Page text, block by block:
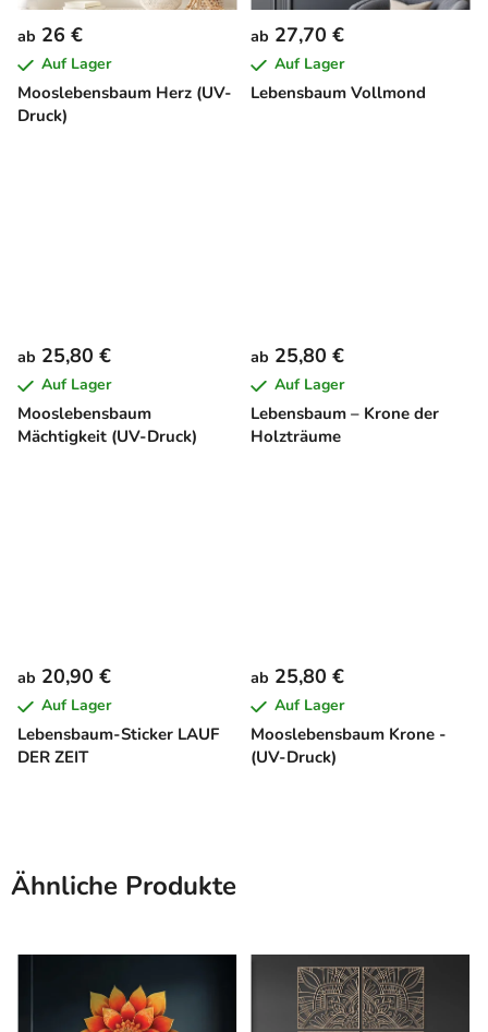
Mooslebensbaum Herz (UV-
Druck)
ab 26 €
Auf Lager
Lebensbaum Vollmond
ab 27,70 €
Auf Lager
Mooslebensbaum
Mächtigkeit (UV-Druck)
ab 25,80 €
Auf Lager
Lebensbaum – Krone der
Holzträume
ab 25,80 €
Auf Lager
Lebensbaum-Sticker LAUF
DER ZEIT
ab 20,90 €
Auf Lager
Mooslebensbaum Krone -
(UV-Druck)
ab 25,80 €
Auf Lager
Ähnliche Produkte